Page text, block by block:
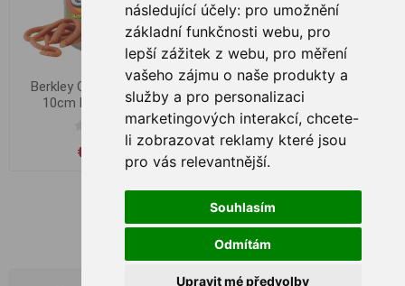
následující účely: pro umožnění
základní funkčnosti webu, pro
lepší zážitek z webu, pro měření
vašeho zájmu o naše produkty a
služby a pro personalizaci
marketingových interakcí, chcete-
li zobrazovat reklamy které jsou
pro vás relevantnější.
Souhlasím
Odmítám
Upravit mé předvolby
Berkley Gulp! Earthworm
10cm Natural Brown
€ 10,26